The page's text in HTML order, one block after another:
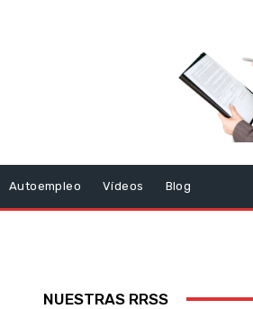
Autoempleo Vídeos Blog
NUESTRAS RRSS